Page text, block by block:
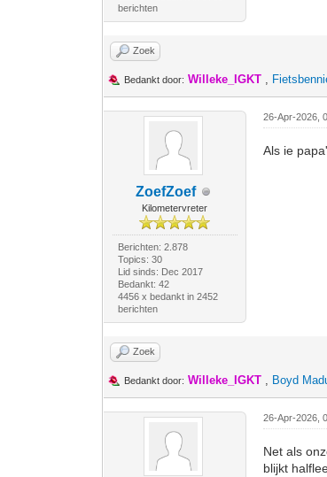
berichten
Zoek
Bedankt door: Willeke_IGKT ,
ZoefZoef
Kilometervreter
Berichten: 2.878
Topics: 30
Lid sinds: Dec 2017
Bedankt: 42
4456 x bedankt in 2452
berichten
26-Apr-2026,
Als ie
Zoek
Bedankt door: Willeke_IGKT , Boyd
26-Apr-2026,
Net als
blijkt